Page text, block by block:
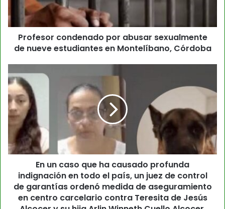
Profesor condenado por abusar sexualmente
de nueve estudiantes en Montelíbano, Córdoba
En un caso que ha causado profunda
indignación en todo el país, un juez de control
de garantías ordenó medida de aseguramiento
en centro carcelario contra Teresita de Jesús